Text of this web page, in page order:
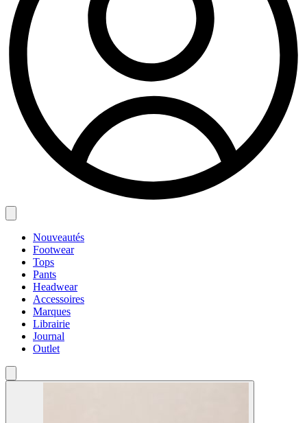
Nouveautés
Footwear
Tops
Pants
Headwear
Accessoires
Marques
Librairie
Journal
Outlet